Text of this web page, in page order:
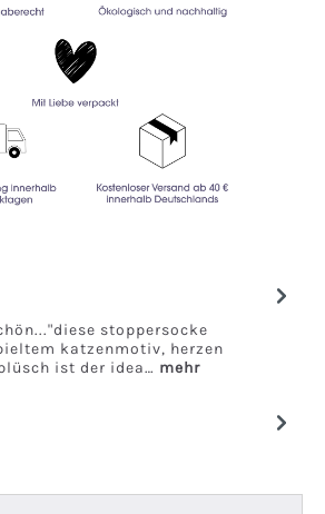
stoppersocke
katzenmotiv, herzen
ist der idea… mehr